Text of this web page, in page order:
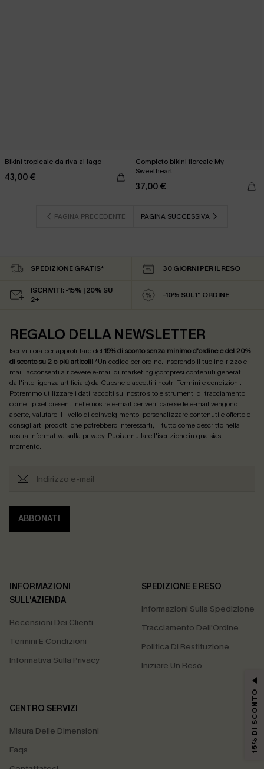
Bikini tropicale da riva al lago
43,00 €
Completo bikini floreale My
Sweetheart
37,00 €
PAGINA PRECEDENTE PAGINA SUCCESSIVA
SPEDIZIONE GRATIS* 30 GIORNI PER IL RESO
ISCRIVITI: -15% | 20% SU
2+
-10% SUL 1° ORDINE
REGALO DELLA NEWSLETTER
Iscriviti ora per approfittare del 15% di sconto senza minimo d'ordine e del 20%
di sconto su 2 o più articoli! *Un codice per ordine. Inserendo il tuo indirizzo e-
mail, acconsenti a ricevere e-mail di marketing (compresi contenuti generati
dall'intelligenza artificiale) da Cupshe e accetti i nostri Termini e condizioni.
Potremmo utilizzare i dati raccolti sul nostro sito e strumenti di tracciamento
come i pixel presenti nelle nostre e-mail per verificare se le e-mail vengono
aperte, valutare il livello di coinvolgimento, personalizzare contenuti e offerte e
consigliarti prodotti che potrebbero interessarti, il tutto come descritto nella
nostra Informativa sulla privacy. Puoi annullare l'iscrizione in qualsiasi
momento.
ABBONATI
INFORMAZIONI
SULL'AZIENDA
Recensioni Dei Clienti
Termini E Condizioni
Informativa Sulla Privacy
SPEDIZIONE E RESO
Informazioni Sulla Spedizione
Tracciamento Dell'Ordine
Politica Di Restituzione
Iniziare Un Reso
CENTRO SERVIZI
Misura Delle Dimensioni
Faqs
15% DI SCONTO